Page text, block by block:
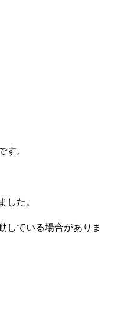
す。
した。
している場合がありま